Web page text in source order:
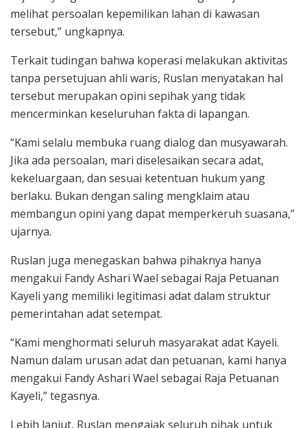
melihat persoalan kepemilikan lahan di kawasan
tersebut,” ungkapnya.
Terkait tudingan bahwa koperasi melakukan aktivitas
tanpa persetujuan ahli waris, Ruslan menyatakan hal
tersebut merupakan opini sepihak yang tidak
mencerminkan keseluruhan fakta di lapangan.
“Kami selalu membuka ruang dialog dan musyawarah.
Jika ada persoalan, mari diselesaikan secara adat,
kekeluargaan, dan sesuai ketentuan hukum yang
berlaku. Bukan dengan saling mengklaim atau
membangun opini yang dapat memperkeruh suasana,”
ujarnya.
Ruslan juga menegaskan bahwa pihaknya hanya
mengakui Fandy Ashari Wael sebagai Raja Petuanan
Kayeli yang memiliki legitimasi adat dalam struktur
pemerintahan adat setempat.
“Kami menghormati seluruh masyarakat adat Kayeli.
Namun dalam urusan adat dan petuanan, kami hanya
mengakui Fandy Ashari Wael sebagai Raja Petuanan
Kayeli,” tegasnya.
Lebih lanjut, Ruslan mengajak seluruh pihak untuk